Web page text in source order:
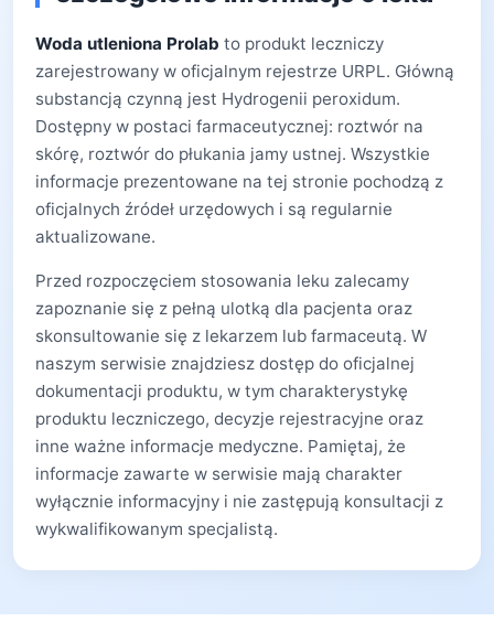
Woda utleniona Prolab to produkt leczniczy
zarejestrowany w oficjalnym rejestrze URPL. Główną
substancją czynną jest Hydrogenii peroxidum.
Dostępny w postaci farmaceutycznej: roztwór na
skórę, roztwór do płukania jamy ustnej. Wszystkie
informacje prezentowane na tej stronie pochodzą z
oficjalnych źródeł urzędowych i są regularnie
aktualizowane.
Przed rozpoczęciem stosowania leku zalecamy
zapoznanie się z pełną ulotką dla pacjenta oraz
skonsultowanie się z lekarzem lub farmaceutą. W
naszym serwisie znajdziesz dostęp do oficjalnej
dokumentacji produktu, w tym charakterystykę
produktu leczniczego, decyzje rejestracyjne oraz
inne ważne informacje medyczne. Pamiętaj, że
informacje zawarte w serwisie mają charakter
wyłącznie informacyjny i nie zastępują konsultacji z
wykwalifikowanym specjalistą.